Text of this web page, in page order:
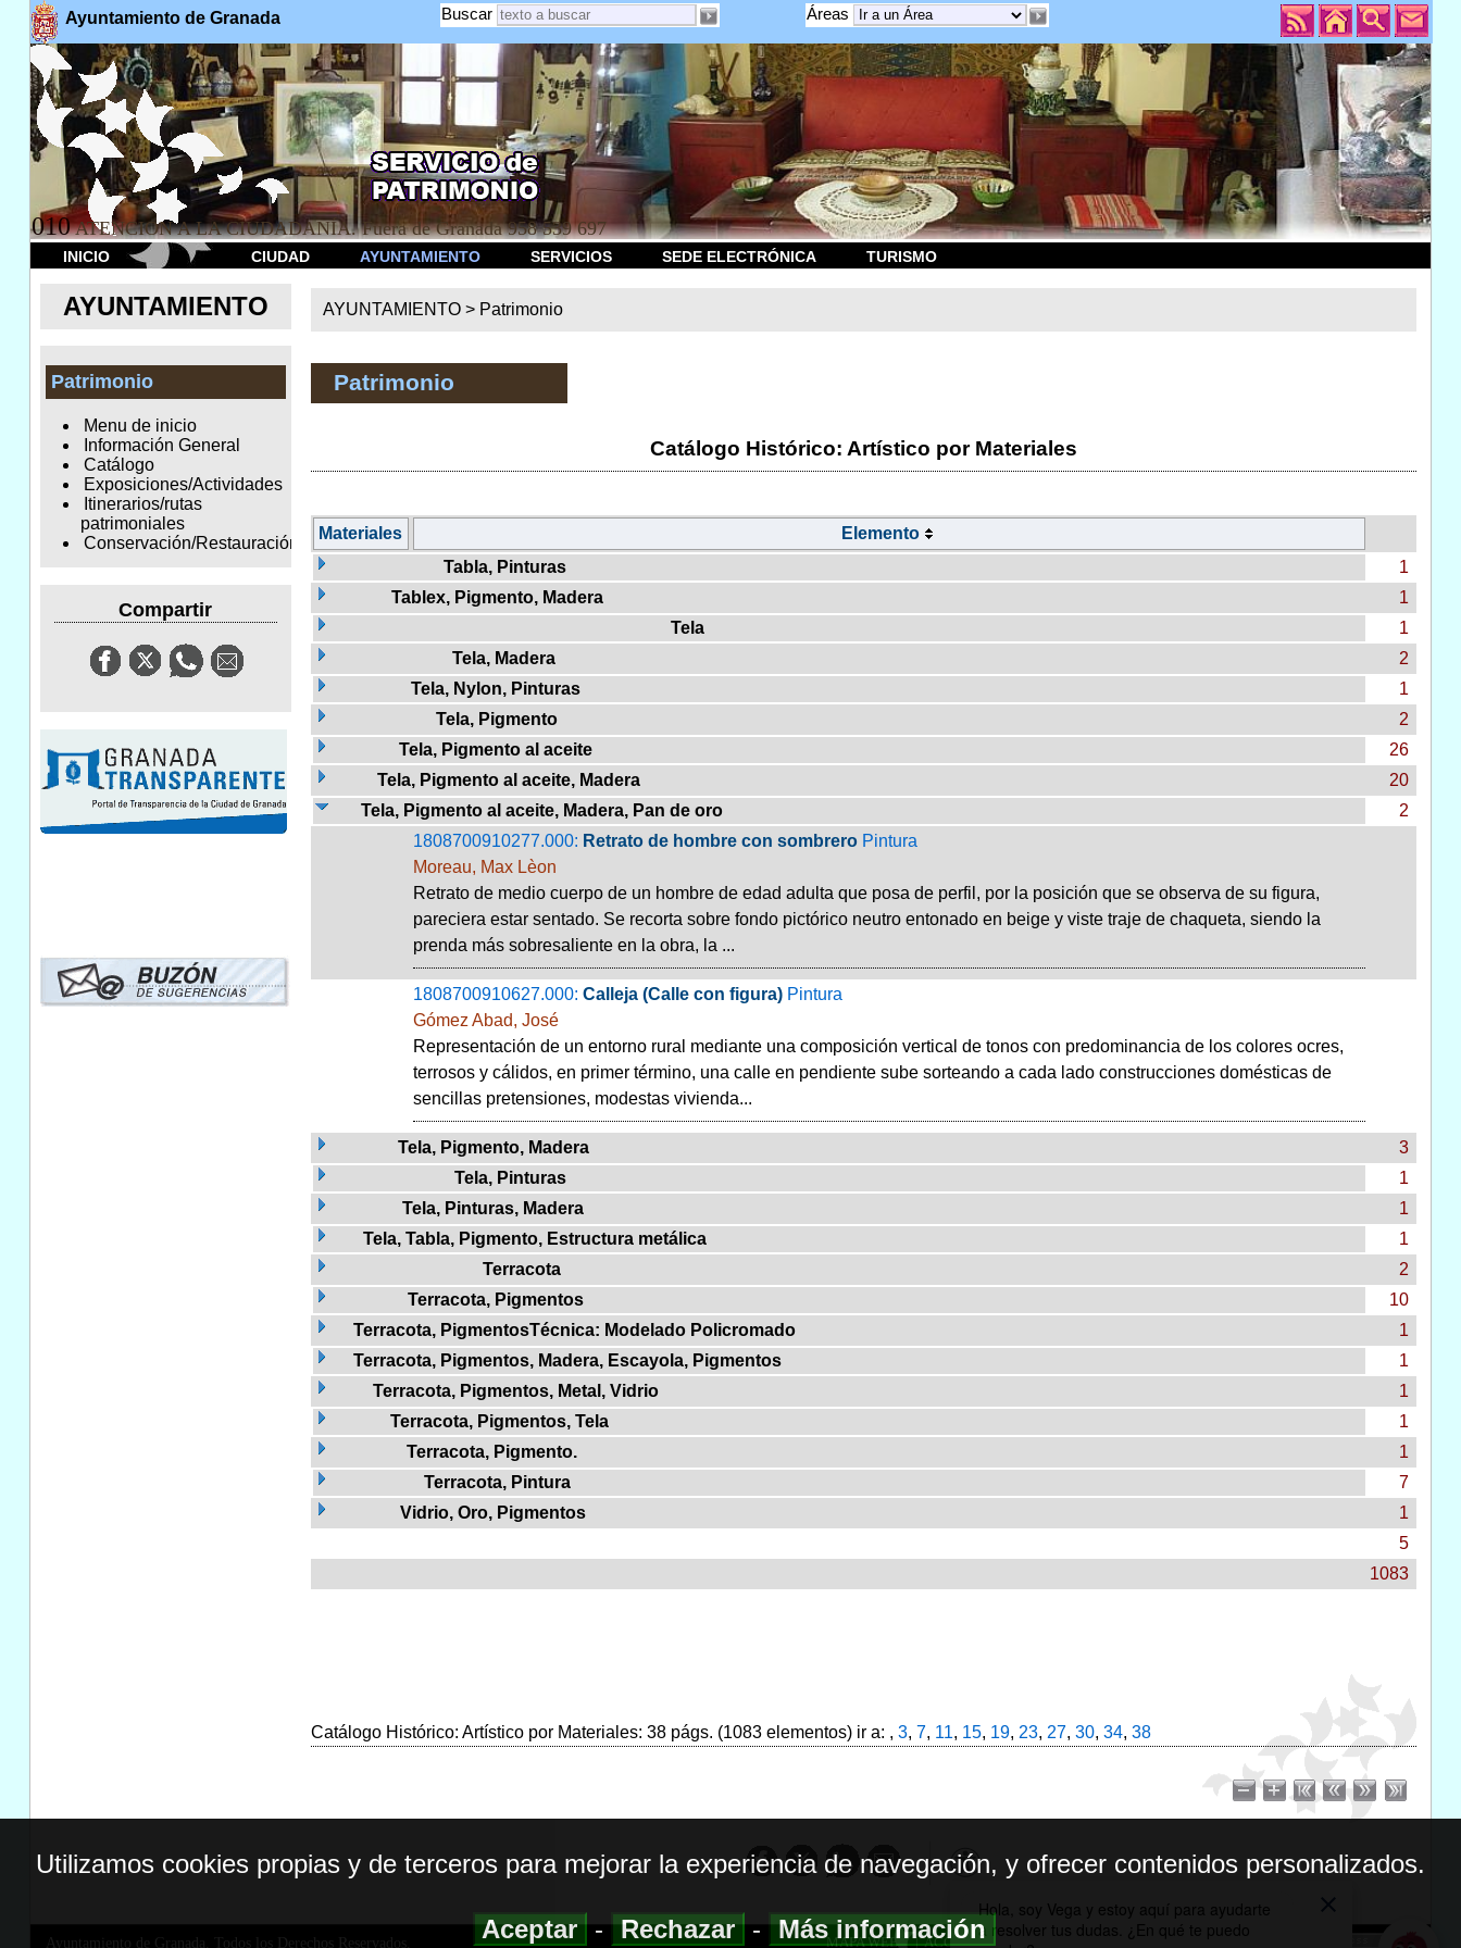
Ayuntamiento de Granada Áreas
Buscar
010 ATENCION A LA CIUDADANÍA. Fuera de Granada 958 539 697
INICIO CIUDAD AYUNTAMIENTO SERVICIOS SEDE ELECTRÓNICA TURISMO
AYUNTAMIENTO
Patrimonio
Menu de inicio
Información General
Catálogo
Exposiciones/Actividades
Itinerarios/rutas
patrimoniales
Conservación/Restauración
Compartir
AYUNTAMIENTO > Patrimonio
Patrimonio
Catálogo Histórico: Artístico por Materiales
Materiales
Elemento
Tabla, Pinturas
1
Tablex, Pigmento, Madera
1
Tela
1
Tela, Madera
2
Tela, Nylon, Pinturas
1
Tela, Pigmento
2
Tela, Pigmento al aceite
26
Tela, Pigmento al aceite, Madera
20
Tela, Pigmento al aceite, Madera, Pan de oro
2
1808700910277.000: Retrato de hombre con sombrero Pintura
Moreau, Max Lèon
Retrato de medio cuerpo de un hombre de edad adulta que posa de perfil, por la posición que se observa de su figura,
pareciera estar sentado. Se recorta sobre fondo pictórico neutro entonado en beige y viste traje de chaqueta, siendo la
prenda más sobresaliente en la obra, la ...
1808700910627.000: Calleja (Calle con figura) Pintura
Gómez Abad, José
Representación de un entorno rural mediante una composición vertical de tonos con predominancia de los colores ocres,
terrosos y cálidos, en primer término, una calle en pendiente sube sorteando a cada lado construcciones domésticas de
sencillas pretensiones, modestas vivienda...
Tela, Pigmento, Madera
3
Tela, Pinturas
1
Tela, Pinturas, Madera
1
Tela, Tabla, Pigmento, Estructura metálica
1
Terracota
2
Terracota, Pigmentos
10
Terracota, PigmentosTécnica: Modelado Policromado
1
Terracota, Pigmentos, Madera, Escayola, Pigmentos
1
Terracota, Pigmentos, Metal, Vidrio
1
Terracota, Pigmentos, Tela
1
Terracota, Pigmento.
1
Terracota, Pintura
7
Vidrio, Oro, Pigmentos
1
5
1083
Catálogo Histórico: Artístico por Materiales: 38 págs. (1083 elementos) ir a: , 3, 7, 11, 15, 19, 23, 27, 30, 34, 38
Ayuntamiento de Granada. Todos los Derechos Reservados. MAPA WEB|ACCESIBILIDAD
Utilizamos cookies propias y de terceros para mejorar la experiencia de navegación, y ofrecer contenidos personalizados.
Aceptar-Rechazar-Más información